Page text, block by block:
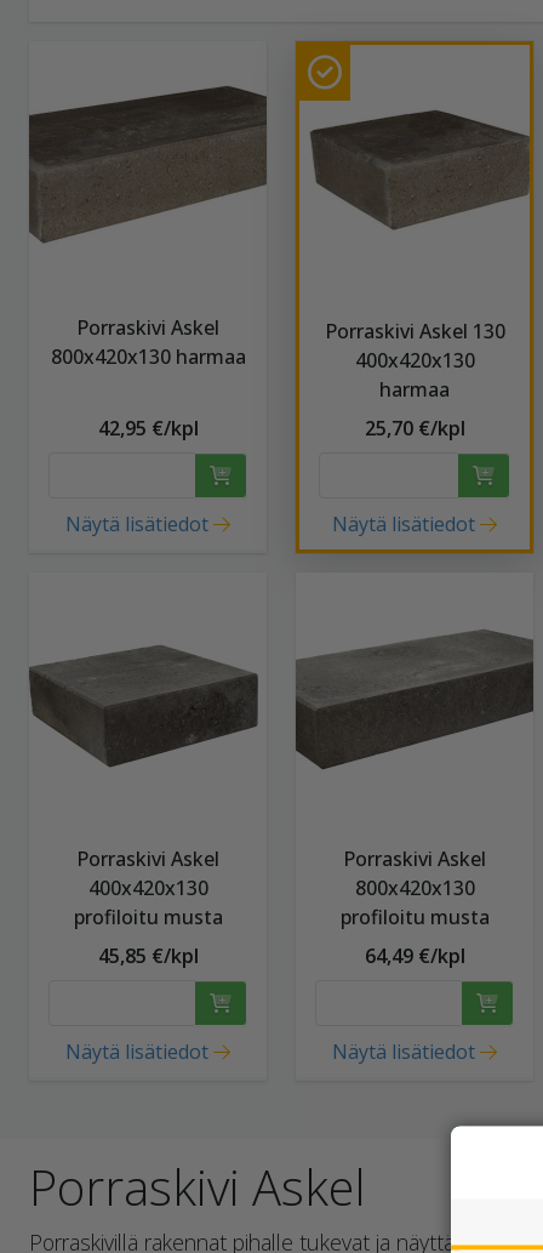
Porraskivi Askel
800x420x130 harmaa
42,95 €/kpl
Näytä lisätiedot
Porraskivi Askel 130
400x420x130
harmaa
25,70 €/kpl
Näytä lisätiedot
Porraskivi Askel
400x420x130
profiloitu musta
45,85 €/kpl
Näytä lisätiedot
Porraskivi Askel
800x420x130
profiloitu musta
64,49 €/kpl
Näytä lisätiedot
Porraskivi Askel
Porraskivillä rakennat pihalle tukevat ja näyttävät